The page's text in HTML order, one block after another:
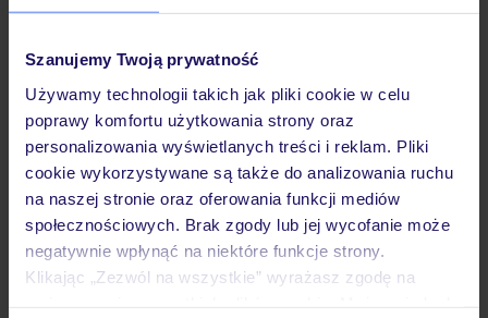
Szanujemy Twoją prywatność
Używamy technologii takich jak pliki cookie w celu
poprawy komfortu użytkowania strony oraz
personalizowania wyświetlanych treści i reklam. Pliki
cookie wykorzystywane są także do analizowania ruchu
na naszej stronie oraz oferowania funkcji mediów
społecznościowych. Brak zgody lub jej wycofanie może
negatywnie wpłynąć na niektóre funkcje strony.
Klikając „Zezwól na wszystkie” wyrażasz zgodę na
Hotel
Opinie
Pokoje